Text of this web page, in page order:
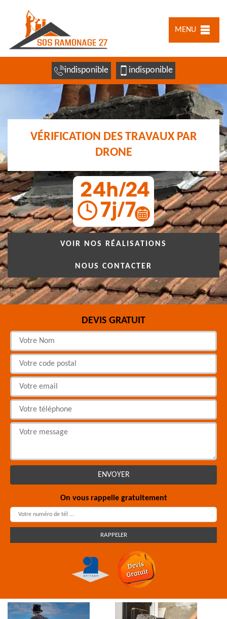
MENU
indisponible indisponible
VÉRIFICATION DES TRAVAUX PAR
DRONE
VOIR NOS RÉALISATIONS
NOUS CONTACTER
DEVIS GRATUIT
On vous rappelle gratuitement